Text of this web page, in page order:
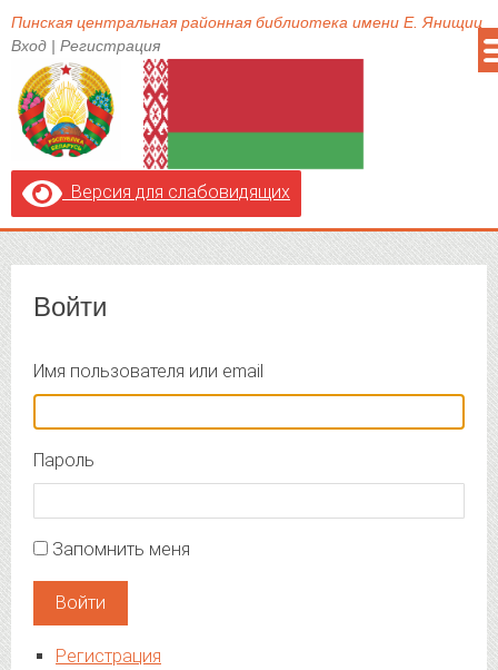
Пинская центральная районная библиотека имени Е. Янищиц
Вход | Регистрация
Версия для слабовидящих
Войти
Имя пользователя или email
Пароль
Запомнить меня
Войти
Регистрация